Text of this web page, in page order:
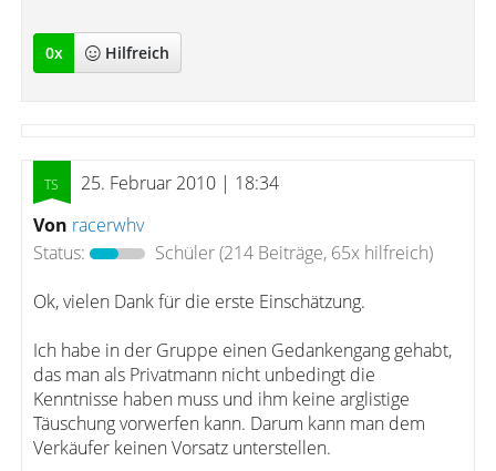
0x Hilfreich
25. Februar 2010 | 18:34
Von racerwhv
Status:
Schüler(214 Beiträge, 65x hilfreich)
Ok, vielen Dank für die erste Einschätzung.
Ich habe in der Gruppe einen Gedankengang gehabt,
das man als Privatmann nicht unbedingt die
Kenntnisse haben muss und ihm keine arglistige
Täuschung vorwerfen kann. Darum kann man dem
Verkäufer keinen Vorsatz unterstellen.